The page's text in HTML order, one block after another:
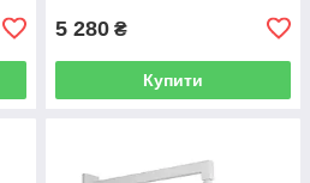
5 280 ₴
Купити